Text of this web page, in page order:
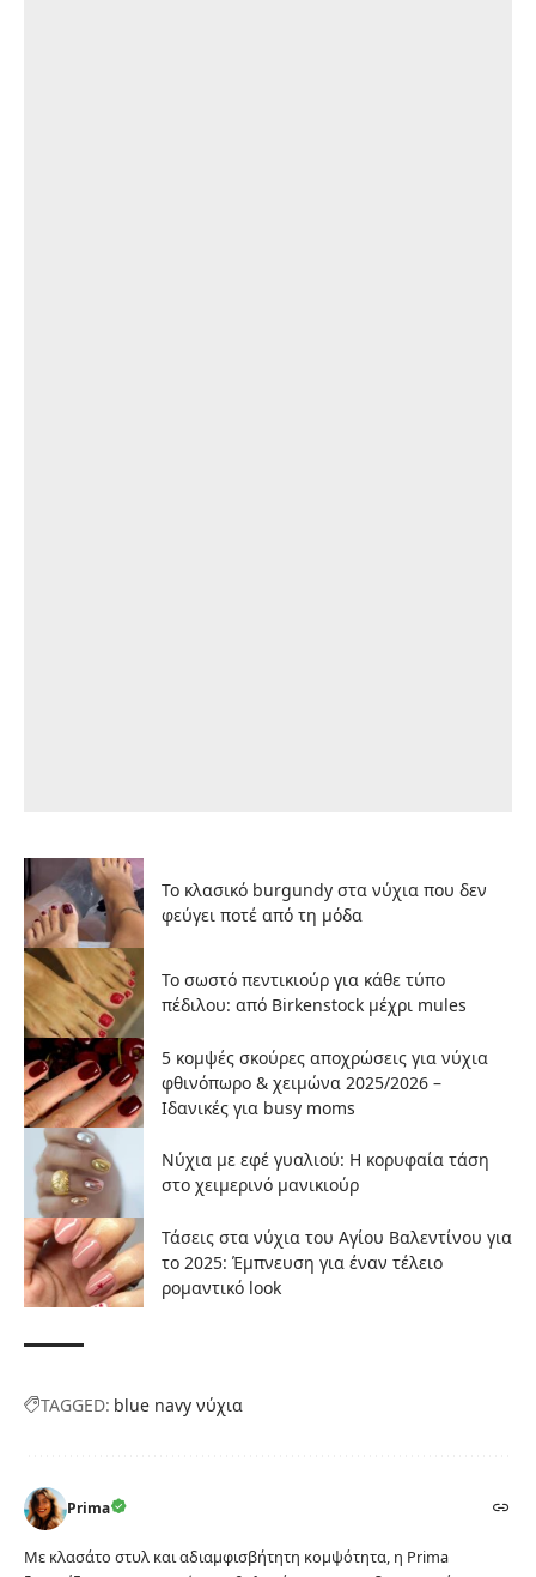
Το κλασικό burgundy στα νύχια που δεν
φεύγει ποτέ από τη μόδα
Το σωστό πεντικιούρ για κάθε τύπο
πέδιλου: από Birkenstock μέχρι mules
5 κομψές σκούρες αποχρώσεις για νύχια
φθινόπωρο & χειμώνα 2025/2026 –
Ιδανικές για busy moms
Νύχια με εφέ γυαλιού: Η κορυφαία τάση
στο χειμερινό μανικιούρ
Τάσεις στα νύχια του Αγίου Βαλεντίνου για
το 2025: Έμπνευση για έναν τέλειο
ρομαντικό look
TAGGED: blue navy νύχια
Prima
Με κλασάτο στυλ και αδιαμφισβήτητη κομψότητα, η Prima